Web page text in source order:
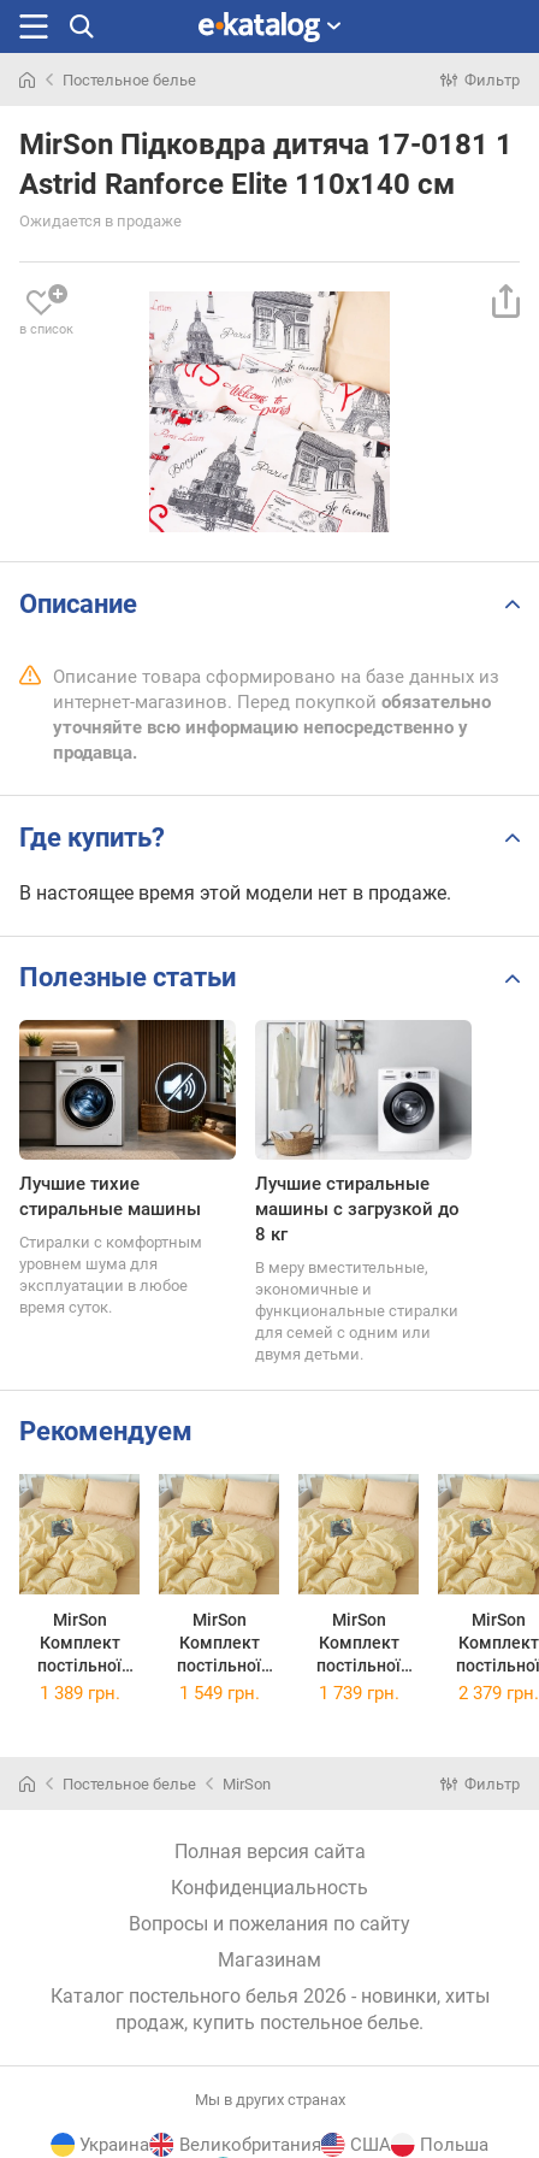
раньше
Постельное белье Фильтр
MirSon Підковдра дитяча 17-0181 1
Astrid Ranforce Elite 110x140 см
Ожидается в продаже
в список
Описание
Описание товара сформировано на базе данных из
интернет-магазинов. Перед покупкой обязательно
уточняйте всю информацию непосредственно у
продавца.
Где купить?
В настоящее время этой модели нет в продаже.
Полезные статьи
Лучшие тихие
стиральные машины
Стиралки с комфортным
уровнем шума для
эксплуатации в любое
время суток.
Лучшие стиральные
машины с загрузкой до
8 кг
В меру вместительные,
экономичные и
функциональные стиралки
для семей с одним или
двумя детьми.
Рекомендуем
MirSon
Комплект
постільної
білизни Бязь
MirSon
Комплект
постільної
білизни Бязь
MirSon
Комплект
постільної
білизни Бязь
MirSon
Комплект
постільної
білизни Бязь
1 389 грн. 1 549 грн. 1 739 грн. 2 379 грн.
Постельное белье MirSon Фильтр
Полная версия сайта
Конфиденциальность
Вопросы и пожелания по сайту
Магазинам
Каталог постельного белья 2026 - новинки, хиты
продаж, купить постельное белье.
Мы в других странах
Украина Великобритания США Польша